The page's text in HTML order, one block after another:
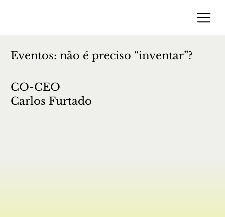
Eventos: não é preciso “inventar”?
CO-CEO
Carlos Furtado